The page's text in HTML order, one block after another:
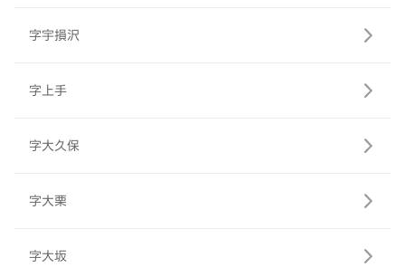
字宇損沢
字上手
字大久保
字大栗
字大坂